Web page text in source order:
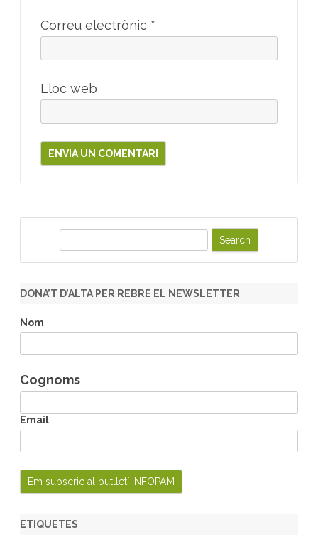
Correu electrònic *
Lloc web
r
h
DONA’T D’ALTA PER REBRE EL NEWSLETTER
Nom
Cognoms
Email
ETIQUETES